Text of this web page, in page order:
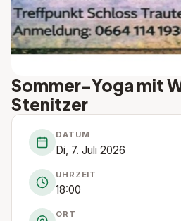
Sommer-Yoga mit
Stenitzer
DATUM
Di, 7. Juli 2026
UHRZEIT
18:00
ORT